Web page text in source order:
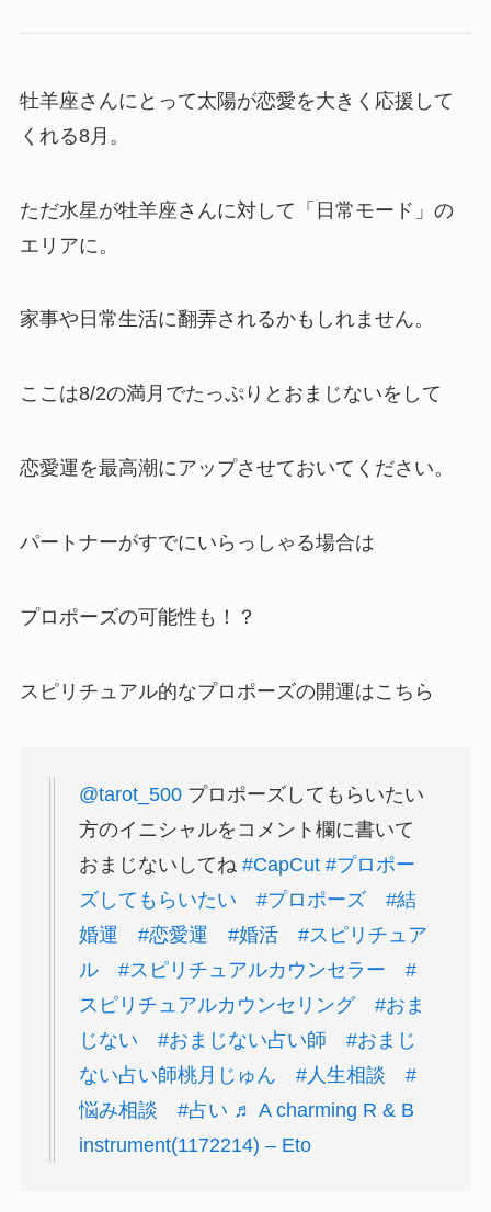
牡羊座さんにとって太陽が恋愛を大きく応援して
くれる8月。
ただ水星が牡羊座さんに対して「日常モード」の
エリアに。
家事や日常生活に翻弄されるかもしれません。
ここは8/2の満月でたっぷりとおまじないをして
恋愛運を最高潮にアップさせておいてください。
パートナーがすでにいらっしゃる場合は
プロポーズの可能性も！？
スピリチュアル的なプロポーズの開運はこちら
@tarot_500プロポーズしてもらいたい
方のイニシャルをコメント欄に書いて
おまじないしてね #CapCut #プロポー
ズしてもらいたい
#プロポーズ
#結
婚運
#恋愛運 #婚活
#スピリチュア
ル
#スピリチュアルカウンセラー
#
スピリチュアルカウンセリング
#おま
じない
#おまじない占い師
#おまじ
ない占い師桃月じゅん
#人生相談
#
悩み相談
#占い ♬ A charming R & B
instrument(1172214) – Eto